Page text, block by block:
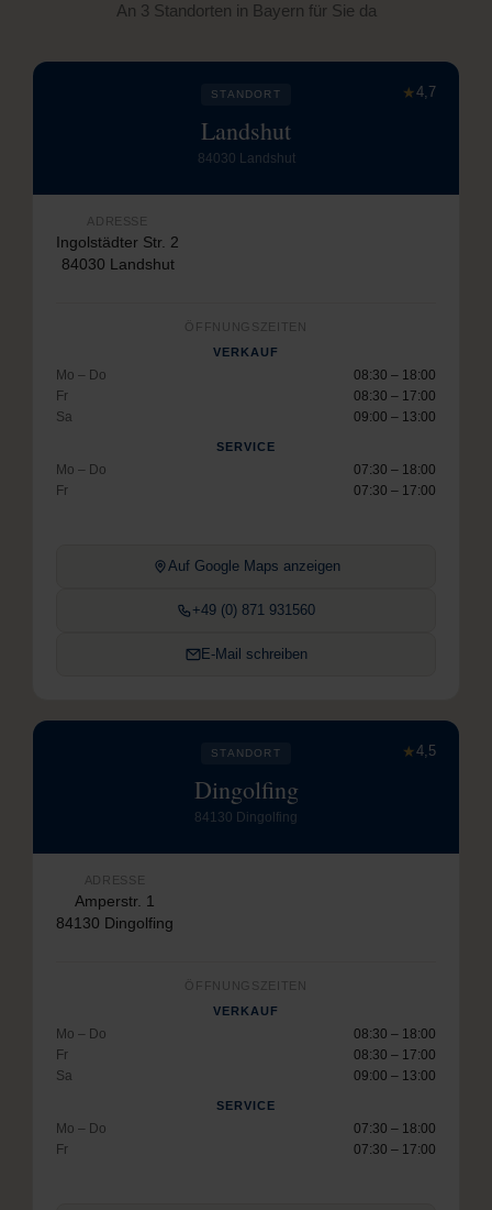
An 3 Standorten in Bayern für Sie da
★4,7
STANDORT
Landshut
84030 Landshut
ADRESSE
Ingolstädter Str. 2
84030 Landshut
ÖFFNUNGSZEITEN
VERKAUF
Mo – Do
08:30 – 18:00
Fr
08:30 – 17:00
Sa
09:00 – 13:00
SERVICE
Mo – Do
07:30 – 18:00
Fr
07:30 – 17:00
Auf Google Maps anzeigen
+49 (0) 871 931560
E-Mail schreiben
★4,5
STANDORT
Dingolfing
84130 Dingolfing
ADRESSE
Amperstr. 1
84130 Dingolfing
ÖFFNUNGSZEITEN
VERKAUF
Mo – Do
08:30 – 18:00
Fr
08:30 – 17:00
Sa
09:00 – 13:00
SERVICE
Mo – Do
07:30 – 18:00
Fr
07:30 – 17:00